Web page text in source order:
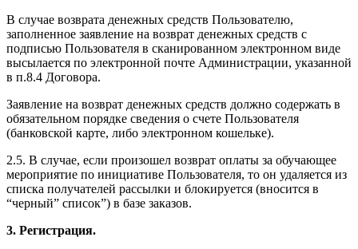
В случае возврата денежных средств Пользователю,
заполненное заявление на возврат денежных средств с
подписью Пользователя в сканированном электронном виде
высылается по электронной почте Администрации, указанной
в п.8.4 Договора.
Заявление на возврат денежных средств должно содержать в
обязательном порядке сведения о счете Пользователя
(банковской карте, либо электронном кошельке).
2.5. В случае, если произошел возврат оплаты за обучающее
мероприятие по инициативе Пользователя, то он удаляется из
списка получателей рассылки и блокируется (вносится в
“черный” список”) в базе заказов.
3. Регистрация.